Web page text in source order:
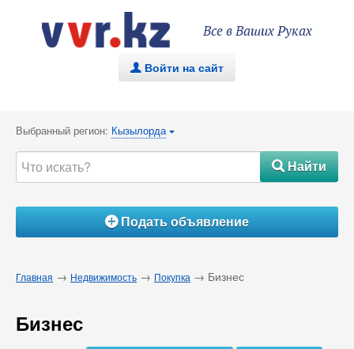
Все в Ваших Руках
. Войти на сайт
Выбранный регион: Кызылорда {
#Найти
ÁПодать объявление
Главная → Недвижимость → Покупка → Бизнес
Бизнес